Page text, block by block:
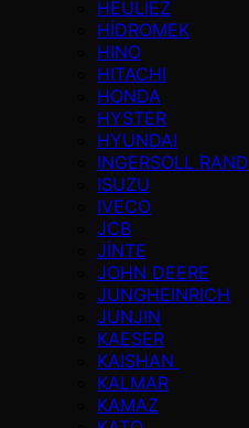
HEULIEZ
HİDROMEK
HINO
HITACHI
HONDA
HYSTER
HYUNDAI
INGERSOLL RAND
ISUZU
IVECO
JCB
JİNTE
JOHN DEERE
JUNGHEINRICH
JUNJIN
KAESER
KAISHAN
KALMAR
KAMAZ